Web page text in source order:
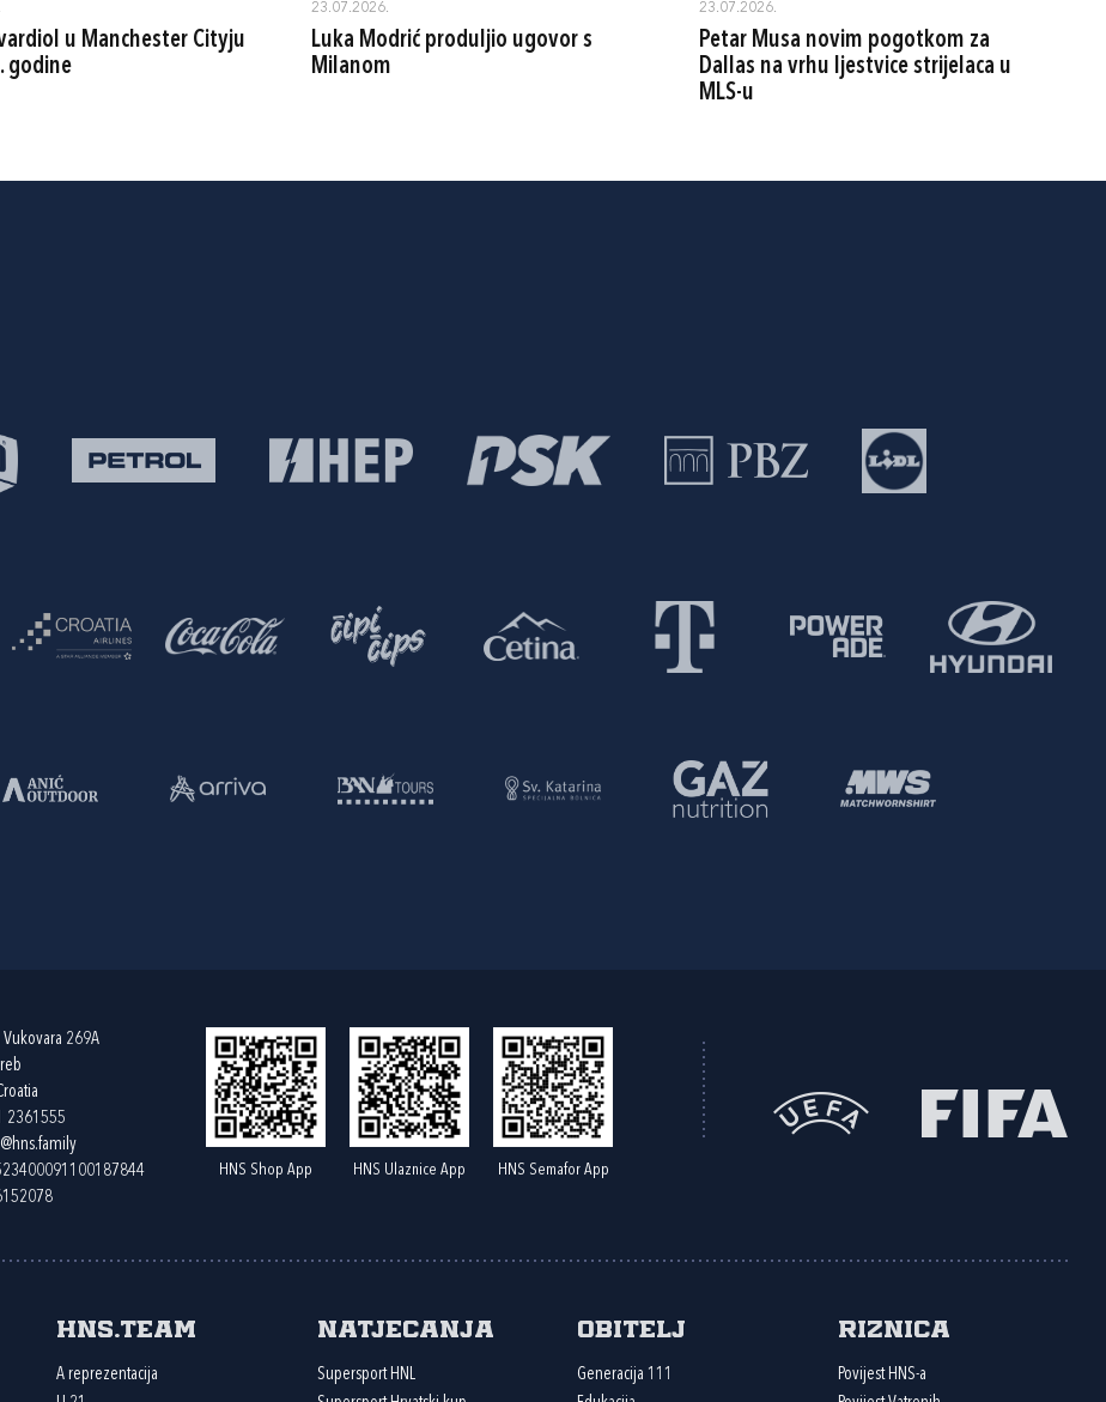
u Manchester Cityju
godine
23.07.2026.
Luka Modrić produljio ugovor s
Milanom
23.07.2026.
Petar Musa novim pogotkom za
Dallas na vrhu ljestvice strijelaca u
MLS-u
Vukovara 269A
2361555
HNS Shop App HNS Ulaznice App HNS Semafor App
HNS.team
A reprezentacija
Natjecanja
Supersport HNL
Obitelj
Generacija 111
Riznica
Povijest HNS-a